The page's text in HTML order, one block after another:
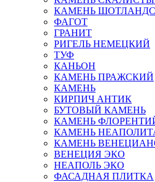
КАМЕНЬ
ФАГОТ
ГРАНИТ
РИГЕЛЬ НЕМЕЦКИЙ
ТУФ
КАНЬОН
КАМЕНЬ ПРАЖСКИЙ
КАМЕНЬ
КИРПИЧ АНТИК
БУТОВЫЙ КАМЕНЬ
КАМЕНЬ
КАМЕНЬ
КАМЕНЬ
ВЕНЕЦИЯ ЭКО
НЕАПОЛЬ ЭКО
ФАСАДНАЯ ПЛИТКА